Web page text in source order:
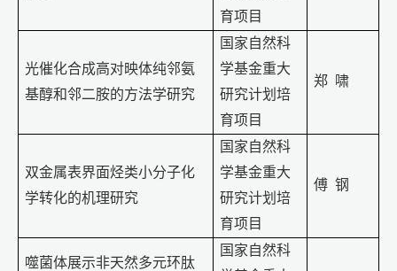
育项目
光催化合成高对映体纯邻氨
基醇和邻二胺的方法学研究
国家自然科
学基金重大
研究计划培
育项目
郑 啸
双金属表界面烃类小分子化
学转化的机理研究
国家自然科
学基金重大
研究计划培
育项目
傅 钢
噬菌体展示非天然多元环肽
国家自然科